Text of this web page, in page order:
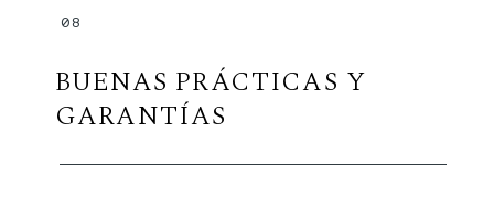
BUENAS PRÁCTICAS Y
GARANTÍAS
08